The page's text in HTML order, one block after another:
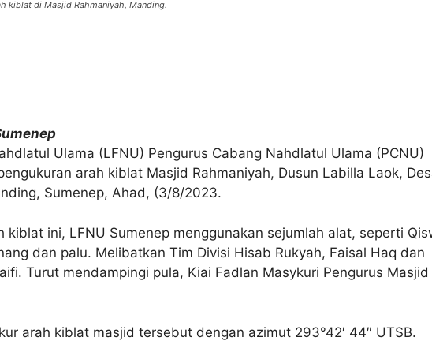
kiblat di Masjid Rahmaniyah, Manding.
Ulama (LFNU) Pengurus Cabang Nahdlatul Ulama (PCNU)
arah kiblat Masjid Rahmaniyah, Dusun Labilla Laok,
Sumenep, Ahad, (3/8/2023.
kiblat ini, LFNU Sumenep menggunakan sejumlah alat, seperti
dan palu. Melibatkan Tim Divisi Hisab Rukyah, Faisal Haq dan
Turut mendampingi pula, Kiai Fadlan Masykuri Pengurus Masjid
arah kiblat masjid tersebut dengan azimut 293°42′ 44″ UTSB.